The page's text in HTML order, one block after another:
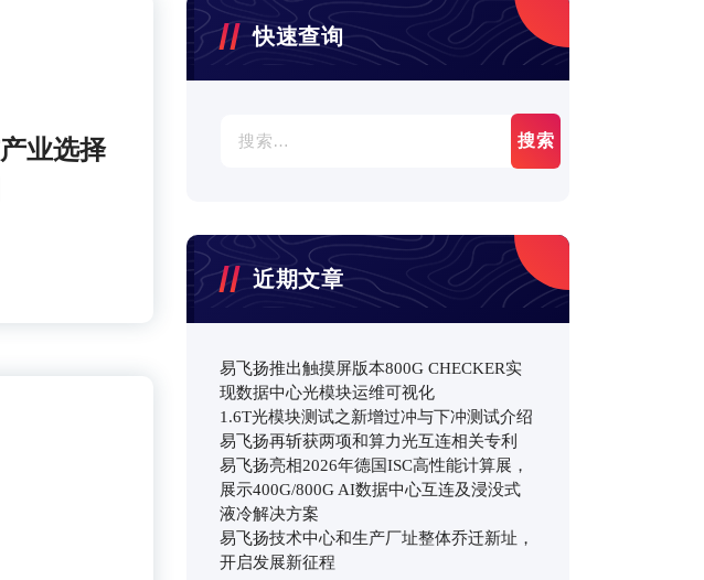
业选择
快速查询
索：
近期文章
易飞扬推出触摸屏版本800G CHECKER实
现数据中心光模块运维可视化
1.6T光模块测试之新增过冲与下冲测试介绍
易飞扬再斩获两项和算力光互连相关专利
易飞扬亮相2026年德国ISC高性能计算展，
展示400G/800G AI数据中心互连及浸没式
液冷解决方案
易飞扬技术中心和生产厂址整体乔迁新址，
开启发展新征程